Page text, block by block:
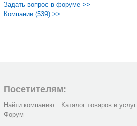
Задать вопрос в форуме >>
Компании (539) >>
Посетителям:
Найти компанию Каталог товаров и услуг
Форум